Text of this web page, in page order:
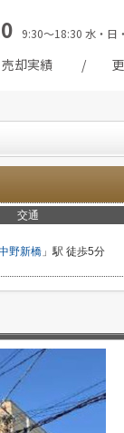
9:30～18:30 水・日
売却実績
交通
野新橋 」駅 徒歩5分